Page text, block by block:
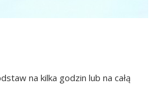
na kilka godzin lub na całą